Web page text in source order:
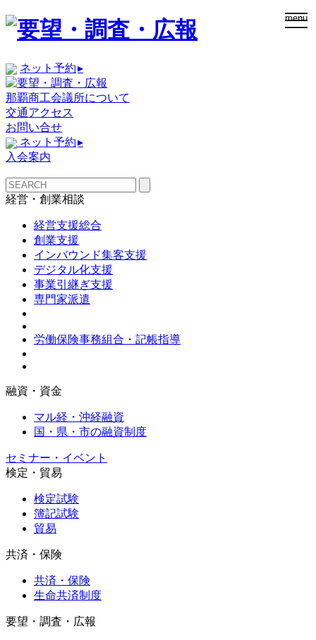
menu
ネット予約▸
那覇商工会議所について
交通アクセス
お問い合せ
ネット予約▸
入会案内
経営・創業相談
経営支援総合
創業支援
インバウンド集客支援
デジタル化支援
事業引継ぎ支援
専門家派遣
労働保険事務組合・記帳指導
融資・資金
マル経・沖経融資
国・県・市の融資制度
セミナー・イベント
検定・貿易
検定試験
簿記試験
貿易
共済・保険
共済・保険
生命共済制度
要望・調査・広報